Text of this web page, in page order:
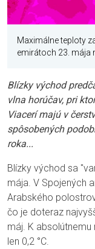
Maximálne teploty
emirátoch 23. mája
Blízky východ
vlna horúčav, pri
Viacerí majú v
spôsobených
roka...
Blízky východ sa
mája. V Spojených
Arabského
čo je doteraz
máj. K
len 0,2 °C.